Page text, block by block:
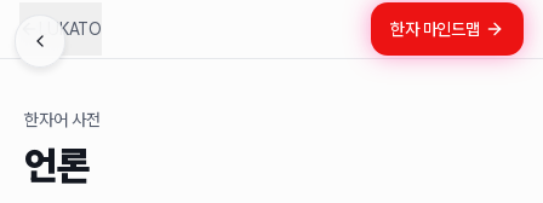
LUKATO 한자 마인드맵
한자어 사전
언론